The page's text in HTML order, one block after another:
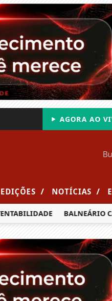
AGORA AO
EDIÇÕES / NOTÍCIAS /
BALNEÁRIO